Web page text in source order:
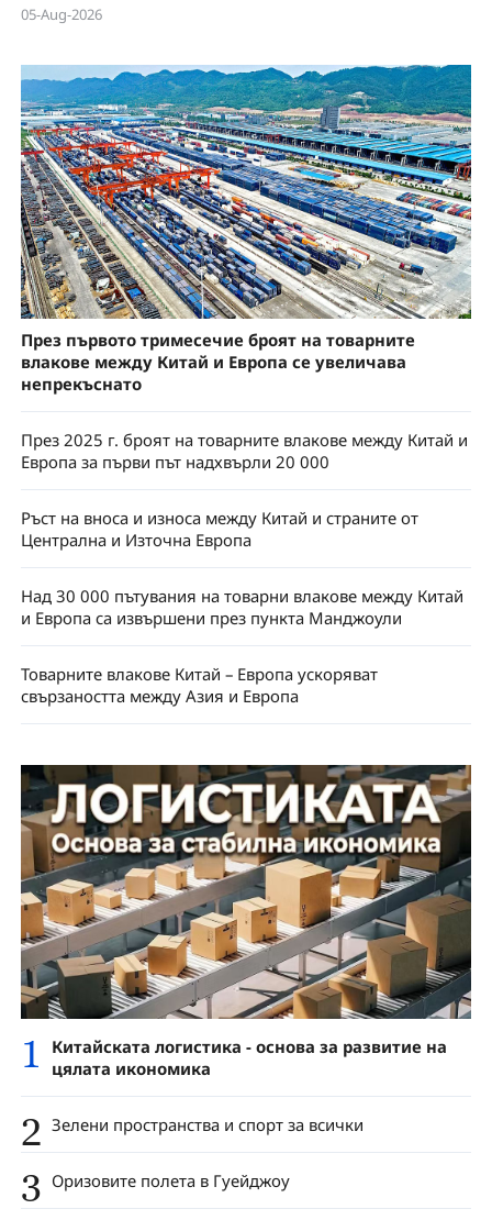
05-Aug-2026
През първото тримесечие броят на товарните
влакове между Китай и Европа се увеличава
непрекъснато
През 2025 г. броят на товарните влакове между Китай и
Европа за първи път надхвърли 20 000
Ръст на вноса и износа между Китай и страните от
Централна и Източна Европа
Над 30 000 пътувания на товарни влакове между Китай
и Европа са извършени през пункта Манджоули
Товарните влакове Китай – Европа ускоряват
свързаността между Азия и Европа
1
Китайската логистика - основа за развитие на
цялата икономика
2 Зелени пространства и спорт за всички
3 Оризовите полета в Гуейджоу